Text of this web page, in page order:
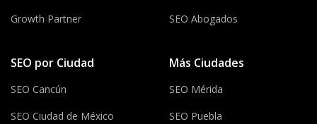
Growth Partner
SEO Abogados
SEO por Ciudad
SEO Cancún
SEO Ciudad de México
Más Ciudades
SEO Mérida
SEO Puebla